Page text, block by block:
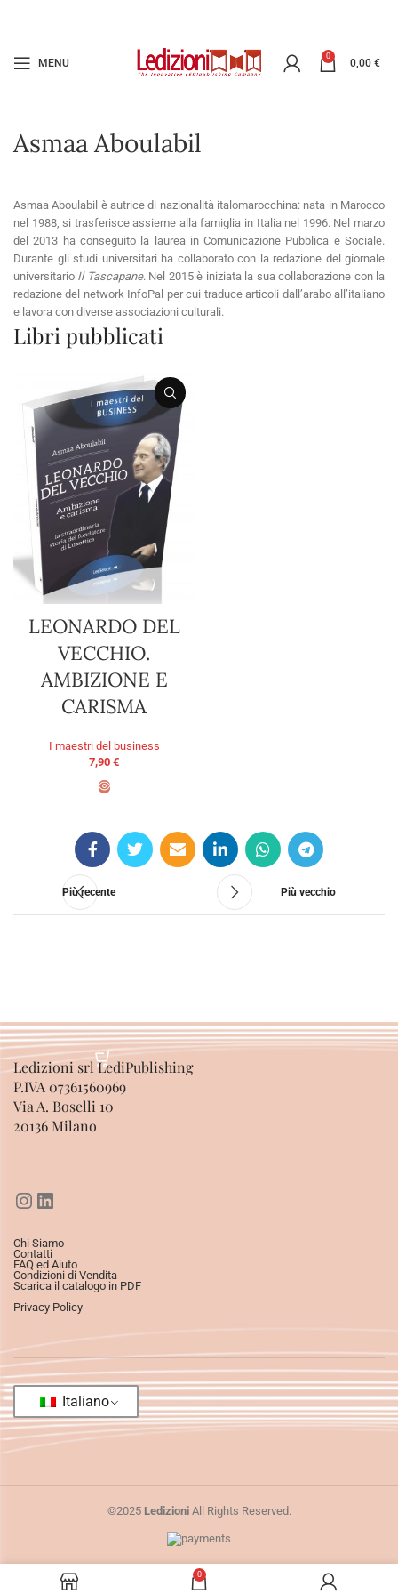
MENU
0
0,00 €
Asmaa Aboulabil
Asmaa Aboulabil è autrice di nazionalità italomarocchina: nata in Marocco
nel 1988, si trasferisce assieme alla famiglia in Italia nel 1996. Nel marzo
del 2013 ha conseguito la laurea in Comunicazione Pubblica e Sociale.
Durante gli studi universitari ha collaborato con la redazione del giornale
universitario Il Tascapane. Nel 2015 è iniziata la sua collaborazione con la
redazione del network InfoPal per cui traduce articoli dall’arabo all’italiano
e lavora con diverse associazioni culturali.
Libri pubblicati
LEONARDO DEL
VECCHIO.
AMBIZIONE E
CARISMA
I maestri del business
7,90 €
Più recente Più vecchio
Ledizioni srl LediPublishing
P.IVA 07361560969
Via A. Boselli 10
20136 Milano
Chi Siamo
Contatti
FAQ ed Aiuto
Condizioni di Vendita
Scarica il catalogo in PDF
Privacy Policy
Italiano
©2025 LedizioniAll Rights Reserved.
0